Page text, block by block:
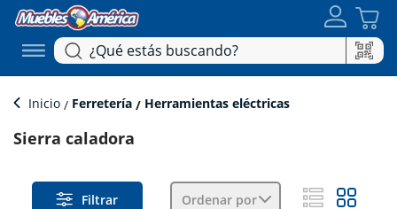
Inicio Ferretería Herramientas eléctricas
Sierra caladora
Filtrar Ordenar por